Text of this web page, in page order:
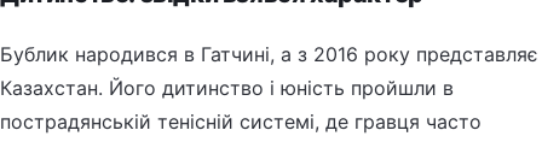
Бублик народився в Гатчині, а з 2016 року представляє
Казахстан. Його дитинство і юність пройшли в
пострадянській тенісній системі, де гравця часто